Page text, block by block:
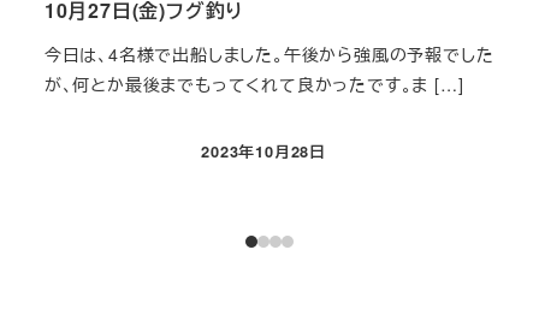
10月27日(金)フグ釣り
今日は、4名様で出船しました。午後から強風の予報でした
が、何とか最後までもってくれて良かったです。ま […]
投稿日
2023年10月28日